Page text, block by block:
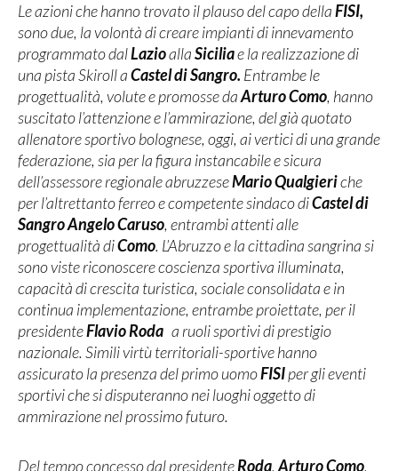
Le azioni che hanno trovato il plauso del capo dellaFISI,
sono due, la volontà di creare impianti di innevamento
programmato dalLazioallaSiciliae la realizzazione di
una pista Skiroll aCastel di Sangro. Entrambe le
progettualità, volute e promosse daArturo Como, hanno
suscitato l’attenzione e l’ammirazione, del già quotato
allenatore sportivo bolognese, oggi, ai vertici di una grande
federazione, sia per la figura instancabile e sicura
dell’assessore regionale abruzzeseMario Qualgieriche
per l’altrettanto ferreo e competente sindaco diCastel di
Sangro Angelo Caruso, entrambi attenti alle
progettualità diComo. L’Abruzzo e la cittadina sangrina si
sono viste riconoscere coscienza sportiva illuminata,
capacità di crescita turistica, sociale consolidata e in
continua implementazione, entrambe proiettate, per il
presidenteFlavio Roda a ruoli sportivi di prestigio
nazionale. Simili virtù territoriali-sportive hanno
assicurato la presenza del primo uomoFISIper gli eventi
sportivi che si disputeranno nei luoghi oggetto di
ammirazione nel prossimo futuro.
Del tempo concesso dal presidenteRoda, Arturo Como,